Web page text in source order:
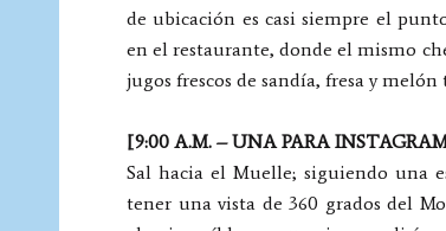
de ubicación es casi siempre el
en el restaurante, donde el mismo
jugos frescos de sandía, fresa y
[9:00 A.M. – UNA PARA
Sal hacia el Muelle; siguiendo una
tener una vista de 360 grados del